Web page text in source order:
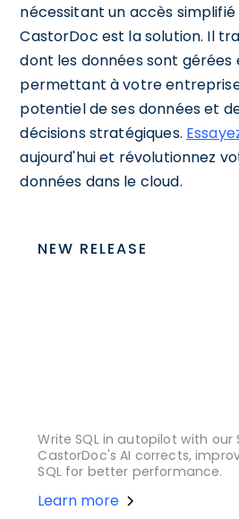
nécessitant un accès simplifié
CastorDoc est la solution. Il
dont les données sont gérées
permettant à votre
potentiel de ses données et
décisions stratégiques.
aujourd'hui et révolutionnez
données dans le cloud.
NEW RELEASE
Write SQL in autopilot with our
CastorDoc's AI corrects,
SQL for better performance.
Learn more